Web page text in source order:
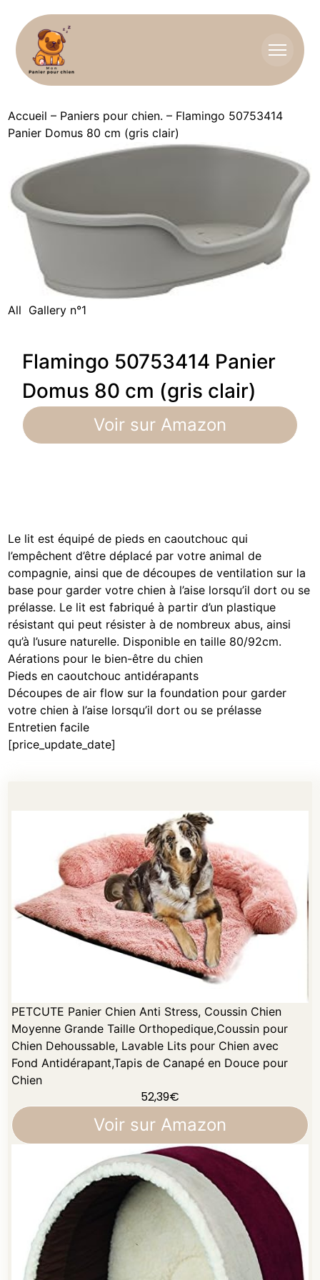
Accueil – Paniers pour chien. – Flamingo 50753414
Panier Domus 80 cm (gris clair)
All Gallery n°1
Flamingo 50753414 Panier
Domus 80 cm (gris clair)
Voir sur Amazon
Le lit est équipé de pieds en caoutchouc qui
l’empêchent d’être déplacé par votre animal de
compagnie, ainsi que de découpes de ventilation sur la
base pour garder votre chien à l’aise lorsqu’il dort ou se
prélasse. Le lit est fabriqué à partir d’un plastique
résistant qui peut résister à de nombreux abus, ainsi
qu’à l’usure naturelle. Disponible en taille 80/92cm.
Aérations pour le bien-être du chien
Pieds en caoutchouc antidérapants
Découpes de air flow sur la foundation pour garder
votre chien à l’aise lorsqu’il dort ou se prélasse
Entretien facile
[price_update_date]
PETCUTE Panier Chien Anti Stress, Coussin Chien
Moyenne Grande Taille Orthopedique,Coussin pour
Chien Dehoussable, Lavable Lits pour Chien avec
Fond Antidérapant,Tapis de Canapé en Douce pour
Chien
52,39€
Voir sur Amazon